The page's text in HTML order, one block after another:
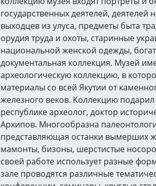
государственных деятелей, деятелей
выходцев из улуса, предметы быта
орудия труда и охоты, старинные
национальной женской одежды,
документальная коллекция. Музей
археологическую коллекцию, в
материалы со всей Якутии от
железного веков. Коллекцию
республике археолог, доктор
Архипов. Многообразна
представляющая останки вымерших
мамонты, бизоны, шерстистые
своей работе использует разные
зале проводятся различные